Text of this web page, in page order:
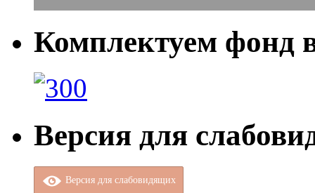
Комплектуем фонд
Версия для
Версия для слабовидящих